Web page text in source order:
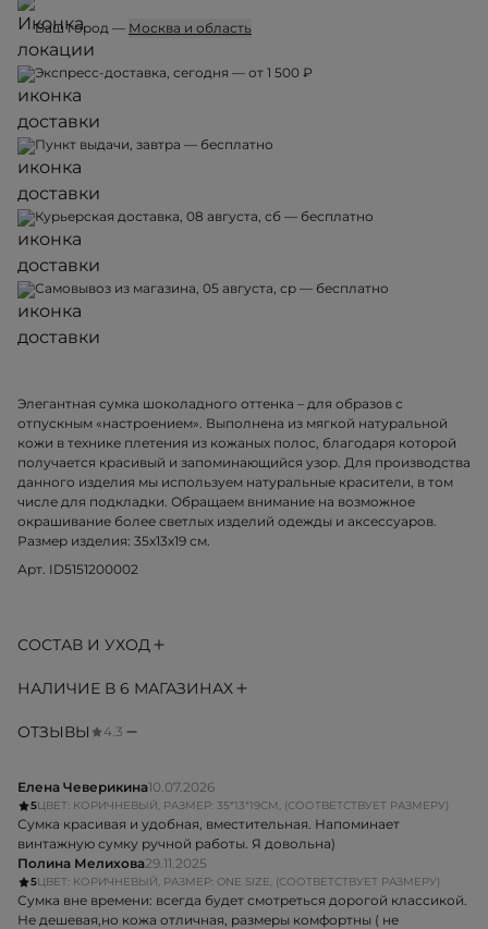
Ваш город — Москва и область
Экспресс-доставка, сегодня — от 1 500 ₽
Пункт выдачи, завтра — бесплатно
Курьерская доставка, 08 августа, сб — бесплатно
Самовывоз из магазина, 05 августа, ср — бесплатно
Элегантная сумка шоколадного оттенка – для образов с
отпускным «настроением». Выполнена из мягкой натуральной
кожи в технике плетения из кожаных полос, благодаря которой
получается красивый и запоминающийся узор. Для производства
данного изделия мы используем натуральные красители, в том
числе для подкладки. Обращаем внимание на возможное
окрашивание более светлых изделий одежды и аксессуаров.
Размер изделия: 35х13х19 см.
Арт. ID5151200002
СОСТАВ И УХОД
НАЛИЧИЕ В 6 МАГАЗИНАХ
ОТЗЫВЫ 4.3
Елена Чеверикина10.07.2026
5ЦВЕТ: КОРИЧНЕВЫЙ, РАЗМЕР: 35*13*19СМ, (СООТВЕТСТВУЕТ РАЗМЕРУ)
Сумка красивая и удобная, вместительная. Напоминает
винтажную сумку ручной работы. Я довольна)
Полина Мелихова29.11.2025
5ЦВЕТ: КОРИЧНЕВЫЙ, РАЗМЕР: ONE SIZE, (СООТВЕТСТВУЕТ РАЗМЕРУ)
Сумка вне времени: всегда будет смотреться дорогой классикой.
Не дешевая,но кожа отличная, размеры комфортны ( не